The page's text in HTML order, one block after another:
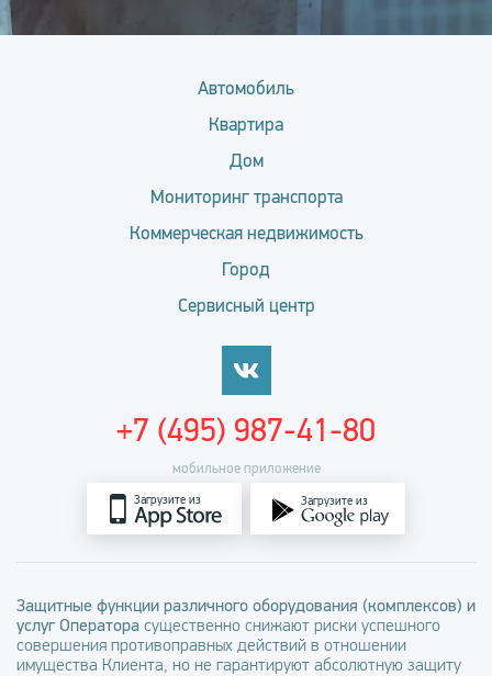
Автомобиль
Квартира
Дом
Мониторинг транспорта
Коммерческая недвижимость
Город
Сервисный центр
мобильное приложение
Загрузите из Загрузите из
+7 (495) 987-41-80
Защитные функции различного оборудования (комплексов) и
услуг Оператора существенно снижают риски успешного
совершения противоправных действий в отношении
имущества Клиента, но не гарантируют абсолютную защиту